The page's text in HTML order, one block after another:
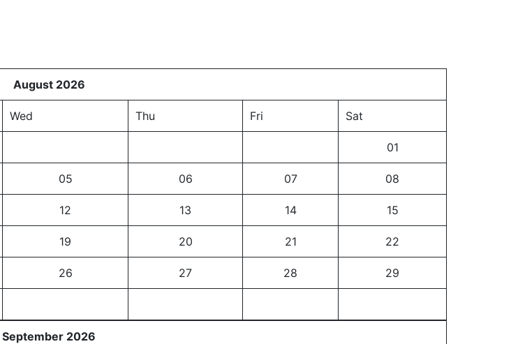
August 2026
Wed Thu Fri Sat
01
05 06 07 08
12 13 14 15
19 20 21 22
26 27 28 29
September 2026